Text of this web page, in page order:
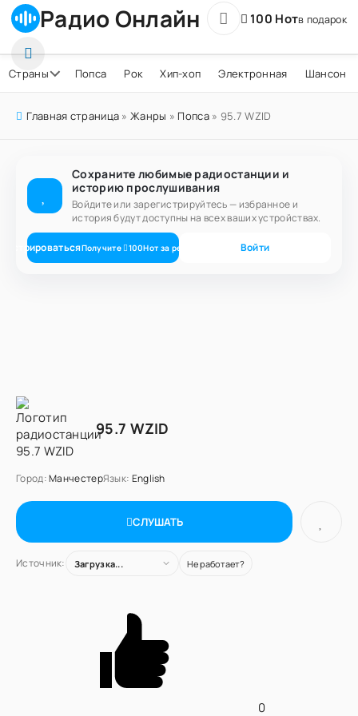
Радио Онлайн 100 Нотв подарок
Страны Попса Рок Хип-хоп Электронная Шансон
Главная страница »Жанры » Попса» 95.7 WZID
Сохраните любимые радиостанции и
историю прослушивания
Войдите или зарегистрируйтесь — избранное и
история будут доступны на всех ваших устройствах.
Получите 100Нот за регистрацию Войти
95.7 WZID
Город:МанчестерЯзык: English
СЛУШАТЬ
Источник: Загрузка... Не работает?
0